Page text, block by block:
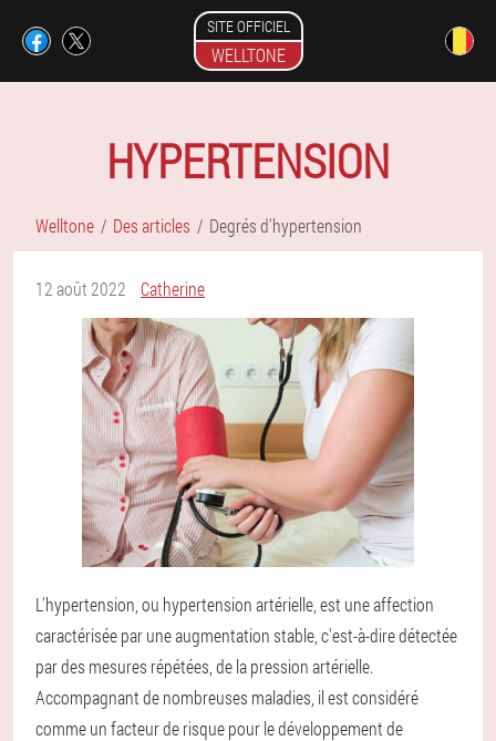
SITE OFFICIEL
WELLTONE
HYPERTENSION
Welltone Des articles Degrés d'hypertension
12 août 2022 Catherine
L'hypertension, ou hypertension artérielle, est une affection
caractérisée par une augmentation stable, c'est-à-dire détectée
par des mesures répétées, de la pression artérielle.
Accompagnant de nombreuses maladies, il est considéré
comme un facteur de risque pour le développement de